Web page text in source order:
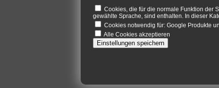
Cookies, die für die normale Funktion der
gewählte Sprache, sind enthalten. In dieser
Cookies notwendig für: Google Produkte
Alle Cookies akzeptieren
Einstellungen speichern